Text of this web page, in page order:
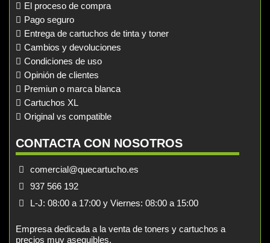
El proceso de compra
Pago seguro
Entrega de cartuchos de tinta y toner
Cambios y devoluciones
Condiciones de uso
Opinión de clientes
Premiun o marca blanca
Cartuchos XL
Original vs compatible
CONTACTA CON NOSOTROS
comercial@quecartucho.es
937 566 192
L-J: 08:00 a 17:00 y Viernes: 08:00 a 15:00
Empresa dedicada a la venta de toners y cartuchos a
precios muy asequibles.